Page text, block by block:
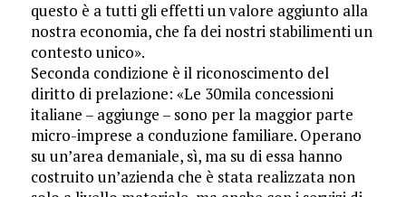
questo è a tutti gli effetti un valore aggiunto alla
nostra economia, che fa dei nostri stabilimenti un
contesto unico».
Seconda condizione è il riconoscimento del
diritto di prelazione: «Le 30mila concessioni
italiane – aggiunge – sono per la maggior parte
micro-imprese a conduzione familiare. Operano
su un’area demaniale, sì, ma su di essa hanno
costruito un’azienda che è stata realizzata non